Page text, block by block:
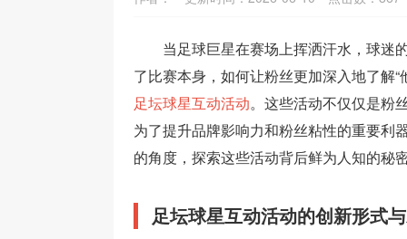
当足球巨星在赛场上挥洒汗水，球迷
了比赛本身，如何让粉丝更加深入地了解“
足坛球星互动活动。这些活动不仅仅是粉
为了提升品牌影响力和粉丝粘性的重要利
的角度，探索这些活动背后鲜为人知的秘
足坛球星互动活动的创新形式